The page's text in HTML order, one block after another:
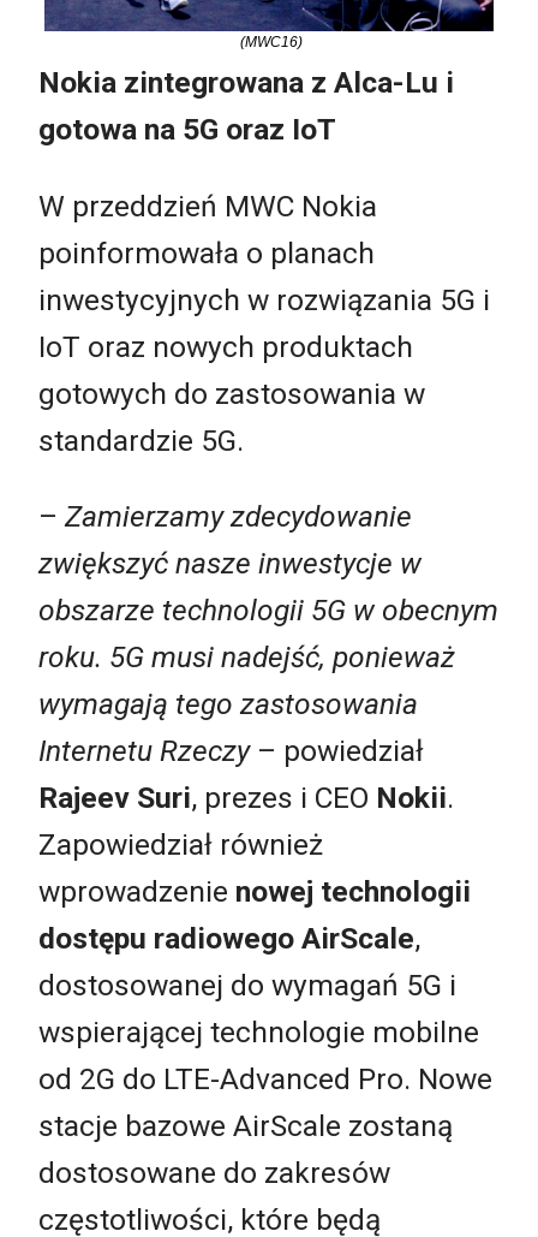
(MWC16)
Nokia zintegrowana z Alca-Lu i
gotowa na 5G oraz IoT
W przeddzień MWC Nokia
poinformowała o planach
inwestycyjnych w rozwiązania 5G i
IoT oraz nowych produktach
gotowych do zastosowania w
standardzie 5G.
–Zamierzamy zdecydowanie
zwiększyć nasze inwestycje w
obszarze technologii 5G w obecnym
roku. 5G musi nadejść, ponieważ
wymagają tego zastosowania
Internetu Rzeczy– powiedział
Rajeev Suri, prezes i CEO Nokii.
Zapowiedział również
wprowadzenie nowej technologii
dostępu radiowego AirScale,
dostosowanej do wymagań 5G i
wspierającej technologie mobilne
od 2G do LTE-Advanced Pro. Nowe
stacje bazowe AirScale zostaną
dostosowane do zakresów
częstotliwości, które będą